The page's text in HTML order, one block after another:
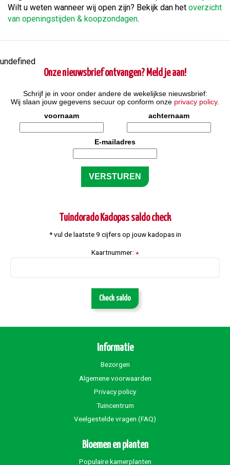
Wilt u weten wanneer wij open zijn? Bekijk dan het overzicht
van openingstijden & koopzondagen.
undefined
Onze nieuwsbrief ontvangen? Meld je aan!
Schrijf je in voor onder andere de wekelijkse nieuwsbrief:
Wij slaan jouw gegevens secuur op conform onze privacy policy.
voornaam
achternaam
E-mailadres
Tuindorado Kadopas saldo check
* vul de laatste 9 cijfers op jouw kadopas in
Kaartnummer: *
Check saldo
Informatie
Bezorgen
Algemene voorwaarden
Privacy policy
Tuincentrum
Veelgestelde vragen (FAQ)
Bloemen en planten
Populaire kamerplanten